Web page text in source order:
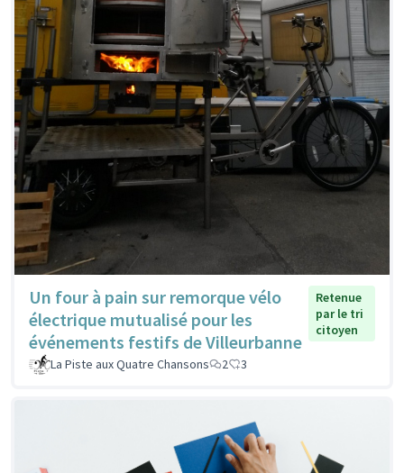
Un four à pain sur remorque vélo
électrique mutualisé pour les
événements festifs de Villeurbanne
Retenue
par le tri
citoyen
La Piste aux Quatre Chansons 2 3